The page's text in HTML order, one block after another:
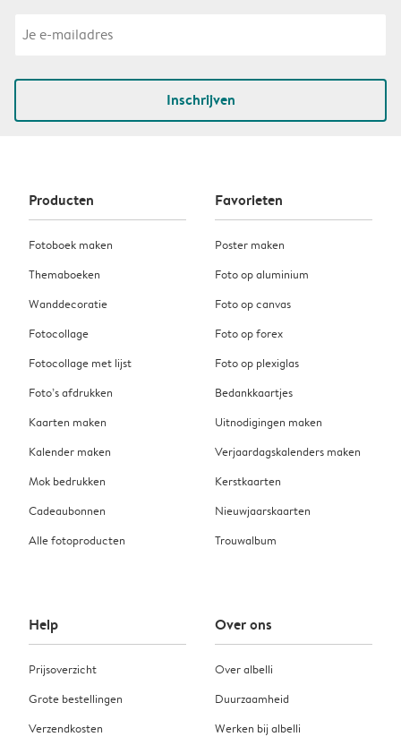
Inschrijven
Producten
Fotoboek maken
Themaboeken
Wanddecoratie
Fotocollage
Fotocollage met lijst
Foto’s afdrukken
Kaarten maken
Kalender maken
Mok bedrukken
Cadeaubonnen
Alle fotoproducten
Favorieten
Poster maken
Foto op aluminium
Foto op canvas
Foto op forex
Foto op plexiglas
Bedankkaartjes
Uitnodigingen maken
Verjaardagskalenders maken
Kerstkaarten
Nieuwjaarskaarten
Trouwalbum
Help
Prijsoverzicht
Grote bestellingen
Verzendkosten
Over ons
Over albelli
Duurzaamheid
Werken bij albelli